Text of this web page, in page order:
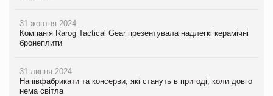
31 жовтня 2024
Компанія Rarog Tactical Gear презентувала надлегкі керамічні
бронеплити
31 липня 2024
Напівфабрикати та консерви, які стануть в пригоді, коли довго
нема світла